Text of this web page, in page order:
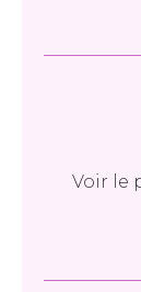
Voir le